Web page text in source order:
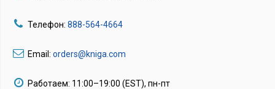
Телефон: 888-564-4664
Email: orders@kniga.com
Работаем: 11:00–19:00 (EST), пн-пт